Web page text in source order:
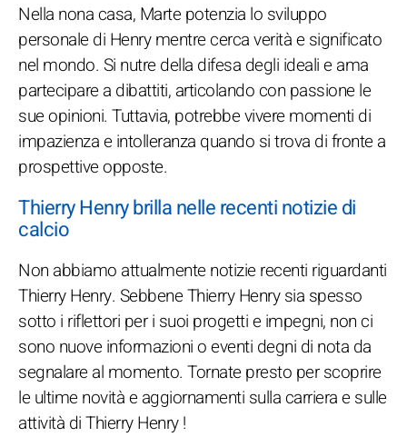
Nella nona casa, Marte potenzia lo sviluppo
personale di Henry mentre cerca verità e significato
nel mondo. Si nutre della difesa degli ideali e ama
partecipare a dibattiti, articolando con passione le
sue opinioni. Tuttavia, potrebbe vivere momenti di
impazienza e intolleranza quando si trova di fronte a
prospettive opposte.
Thierry Henry brilla nelle recenti notizie di
calcio
Non abbiamo attualmente notizie recenti riguardanti
Thierry Henry. Sebbene Thierry Henry sia spesso
sotto i riflettori per i suoi progetti e impegni, non ci
sono nuove informazioni o eventi degni di nota da
segnalare al momento. Tornate presto per scoprire
le ultime novità e aggiornamenti sulla carriera e sulle
attività di Thierry Henry !